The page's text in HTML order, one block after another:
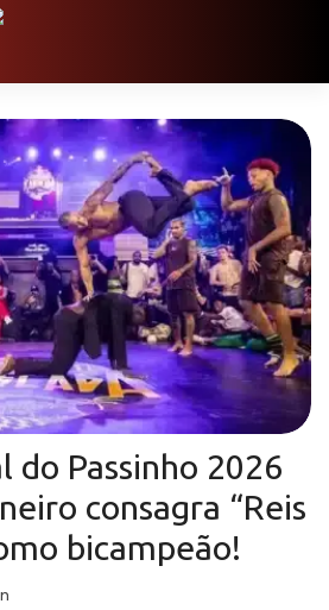
do Passinho 2026
consagra “Reis
bicampeão!